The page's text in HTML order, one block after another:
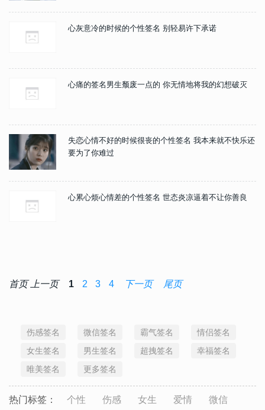
心灰意冷的时候的个性签名 别轻易许下承诺
心痛的签名男生颓废一点的 你无情地将我的幻想破灭
失恋心情不好的时候很丧的个性签名 我本来就不快乐还
要为了你难过
心累心烦心情差的个性签名 世态炎凉逼着不让你善良
首页 上一页 1 2 3 4 下一页 尾页
伤感签名 微信签名 霸气签名
情侣签名
女生签名
男生签名 超拽签名
幸福签名
唯美签名
更多签名
热门标签： 个性 伤感 女生 爱情 微信